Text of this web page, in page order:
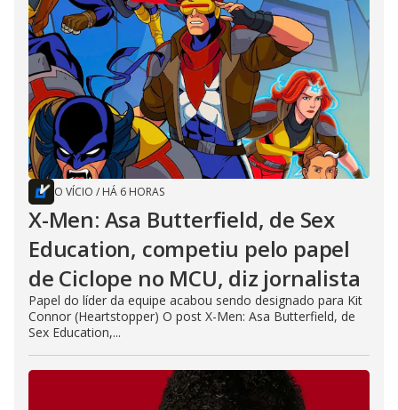
O VÍCIO / HÁ 6 HORAS
X-Men: Asa Butterfield, de Sex
Education, competiu pelo papel
de Ciclope no MCU, diz jornalista
Papel do líder da equipe acabou sendo designado para Kit
Connor (Heartstopper) O post X-Men: Asa Butterfield, de
Sex Education,...